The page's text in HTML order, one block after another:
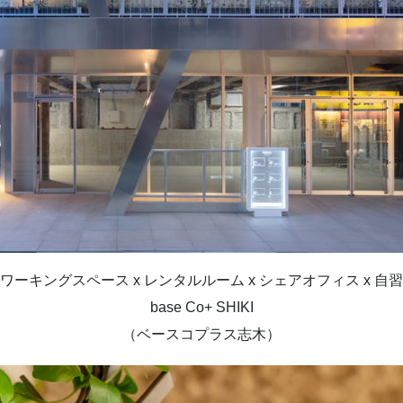
ーキングスペース x レンタルルーム x シェアオフィス x 自
base Co+ SHIKI
（ベースコプラス志木）